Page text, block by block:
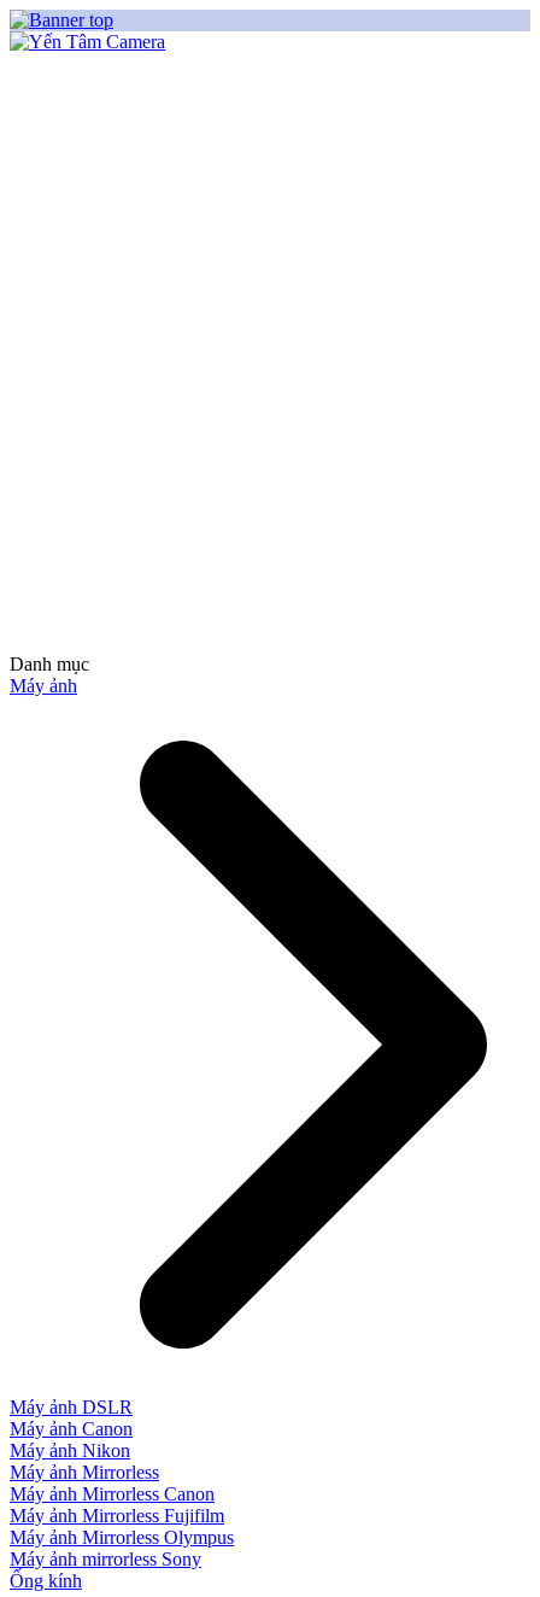
Danh mục
Máy ảnh
Máy ảnh DSLR
Máy ảnh Canon
Máy ảnh Nikon
Máy ảnh Mirrorless
Máy ảnh Mirrorless Canon
Máy ảnh Mirrorless Fujifilm
Máy ảnh Mirrorless Olympus
Máy ảnh mirrorless Sony
Ống kính